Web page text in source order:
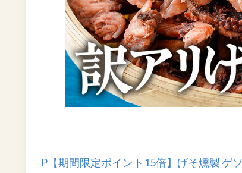
P【期間限定ポイント15倍】げそ燻製 ゲ